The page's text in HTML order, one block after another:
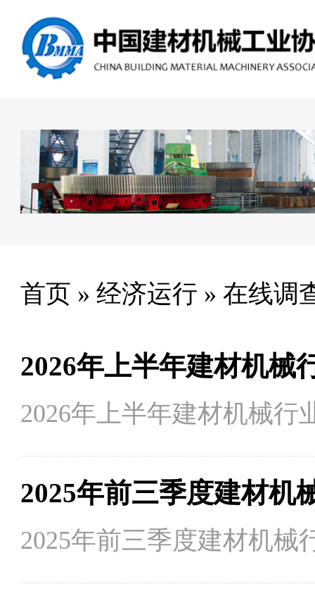
首页 »经济运行 »在线调
2026年上半年建材机械
2026年上半年建材机械行
2025年前三季度建材机械